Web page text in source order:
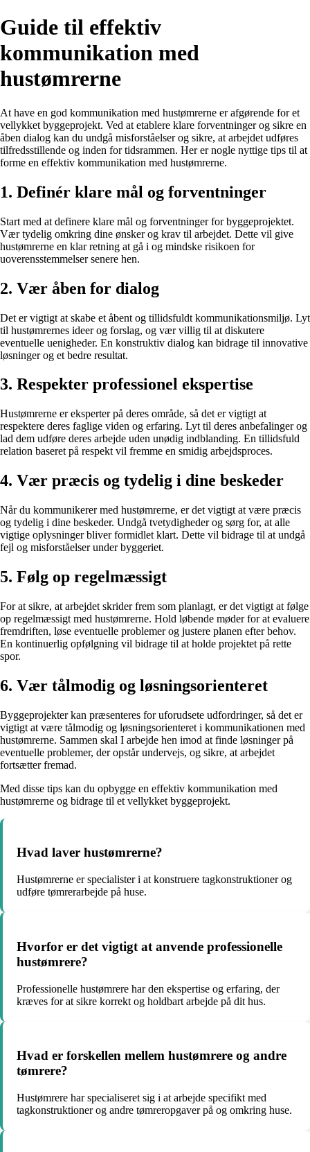
Guide til effektiv
kommunikation med
hustømrerne
At have en god kommunikation med hustømrerne er afgørende for et
vellykket byggeprojekt. Ved at etablere klare forventninger og sikre en
åben dialog kan du undgå misforståelser og sikre, at arbejdet udføres
tilfredsstillende og inden for tidsrammen. Her er nogle nyttige tips til at
forme en effektiv kommunikation med hustømrerne.
1. Definér klare mål og forventninger
Start med at definere klare mål og forventninger for byggeprojektet.
Vær tydelig omkring dine ønsker og krav til arbejdet. Dette vil give
hustømrerne en klar retning at gå i og mindske risikoen for
uoverensstemmelser senere hen.
2. Vær åben for dialog
Det er vigtigt at skabe et åbent og tillidsfuldt kommunikationsmiljø. Lyt
til hustømrernes ideer og forslag, og vær villig til at diskutere
eventuelle uenigheder. En konstruktiv dialog kan bidrage til innovative
løsninger og et bedre resultat.
3. Respekter professionel ekspertise
Hustømrerne er eksperter på deres område, så det er vigtigt at
respektere deres faglige viden og erfaring. Lyt til deres anbefalinger og
lad dem udføre deres arbejde uden unødig indblanding. En tillidsfuld
relation baseret på respekt vil fremme en smidig arbejdsproces.
4. Vær præcis og tydelig i dine beskeder
Når du kommunikerer med hustømrerne, er det vigtigt at være præcis
og tydelig i dine beskeder. Undgå tvetydigheder og sørg for, at alle
vigtige oplysninger bliver formidlet klart. Dette vil bidrage til at undgå
fejl og misforståelser under byggeriet.
5. Følg op regelmæssigt
For at sikre, at arbejdet skrider frem som planlagt, er det vigtigt at følge
op regelmæssigt med hustømrerne. Hold løbende møder for at evaluere
fremdriften, løse eventuelle problemer og justere planen efter behov.
En kontinuerlig opfølgning vil bidrage til at holde projektet på rette
spor.
6. Vær tålmodig og løsningsorienteret
Byggeprojekter kan præsenteres for uforudsete udfordringer, så det er
vigtigt at være tålmodig og løsningsorienteret i kommunikationen med
hustømrerne. Sammen skal I arbejde hen imod at finde løsninger på
eventuelle problemer, der opstår undervejs, og sikre, at arbejdet
fortsætter fremad.
Med disse tips kan du opbygge en effektiv kommunikation med
hustømrerne og bidrage til et vellykket byggeprojekt.
Hvad laver hustømrerne?
Hustømrerne er specialister i at konstruere tagkonstruktioner og
udføre tømrerarbejde på huse.
Hvorfor er det vigtigt at anvende professionelle
hustømrere?
Professionelle hustømrere har den ekspertise og erfaring, der
kræves for at sikre korrekt og holdbart arbejde på dit hus.
Hvad er forskellen mellem hustømrere og andre
tømrere?
Hustømrere har specialiseret sig i at arbejde specifikt med
tagkonstruktioner og andre tømreropgaver på og omkring huse.